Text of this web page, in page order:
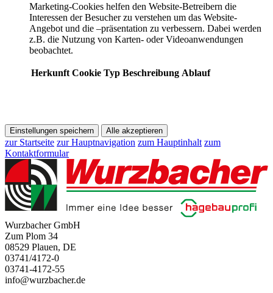
Marketing-Cookies helfen den Website-Betreibern die
Interessen der Besucher zu verstehen um das Website-
Angebot und die –präsentation zu verbessern. Dabei werden
z.B. die Nutzung von Karten- oder Videoanwendungen
beobachtet.
Herkunft Cookie Typ Beschreibung Ablauf
Einstellungen speichern Alle akzeptieren
zur Startseite zur Hauptnavigation zum Hauptinhalt zum
Kontaktformular
Wurzbacher GmbH
Zum Plom 34
08529 Plauen, DE
03741/4172-0
03741-4172-55
info@wurzbacher.de